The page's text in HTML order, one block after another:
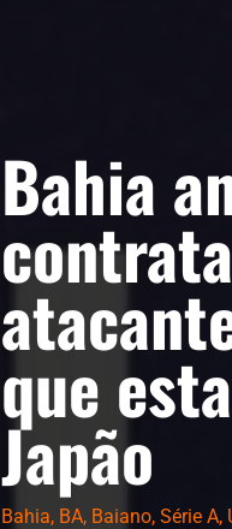
Bahia
que
Japão
Bahia, BA, Baiano, Série A,